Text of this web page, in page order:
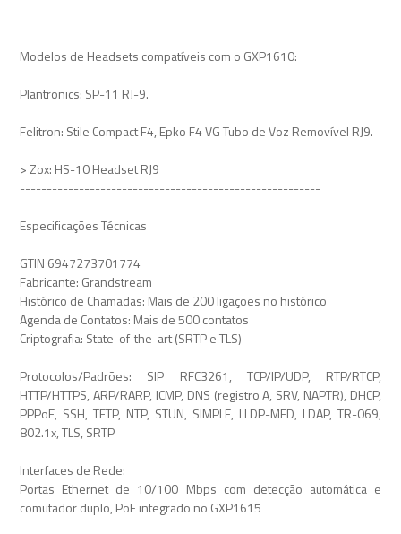
Modelos de Headsets compatíveis com o GXP1610:
Plantronics: SP-11 RJ-9.
Felitron: Stile Compact F4, Epko F4 VG Tubo de Voz Removível RJ9.
> Zox: HS-10 Headset RJ9
--------------------------------------------------------
Especificações Técnicas
GTIN 6947273701774
Fabricante: Grandstream
Histórico de Chamadas: Mais de 200 ligações no histórico
Agenda de Contatos: Mais de 500 contatos
Criptografia: State-of-the-art (SRTP e TLS)
Protocolos/Padrões: SIP RFC3261, TCP/IP/UDP, RTP/RTCP,
HTTP/HTTPS, ARP/RARP, ICMP, DNS (registro A, SRV, NAPTR), DHCP,
PPPoE, SSH, TFTP, NTP, STUN, SIMPLE, LLDP-MED, LDAP, TR-069,
802.1x, TLS, SRTP
Interfaces de Rede:
Portas Ethernet de 10/100 Mbps com detecção automática e
comutador duplo, PoE integrado no GXP1615